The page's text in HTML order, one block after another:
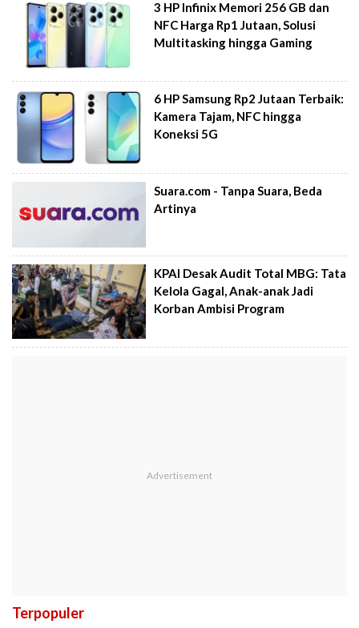
3 HP Infinix Memori 256 GB dan
NFC Harga Rp1 Jutaan, Solusi
Multitasking hingga Gaming
6 HP Samsung Rp2 Jutaan Terbaik:
Kamera Tajam, NFC hingga
Koneksi 5G
Suara.com - Tanpa Suara, Beda
Artinya
KPAI Desak Audit Total MBG: Tata
Kelola Gagal, Anak-anak Jadi
Korban Ambisi Program
Terpopuler